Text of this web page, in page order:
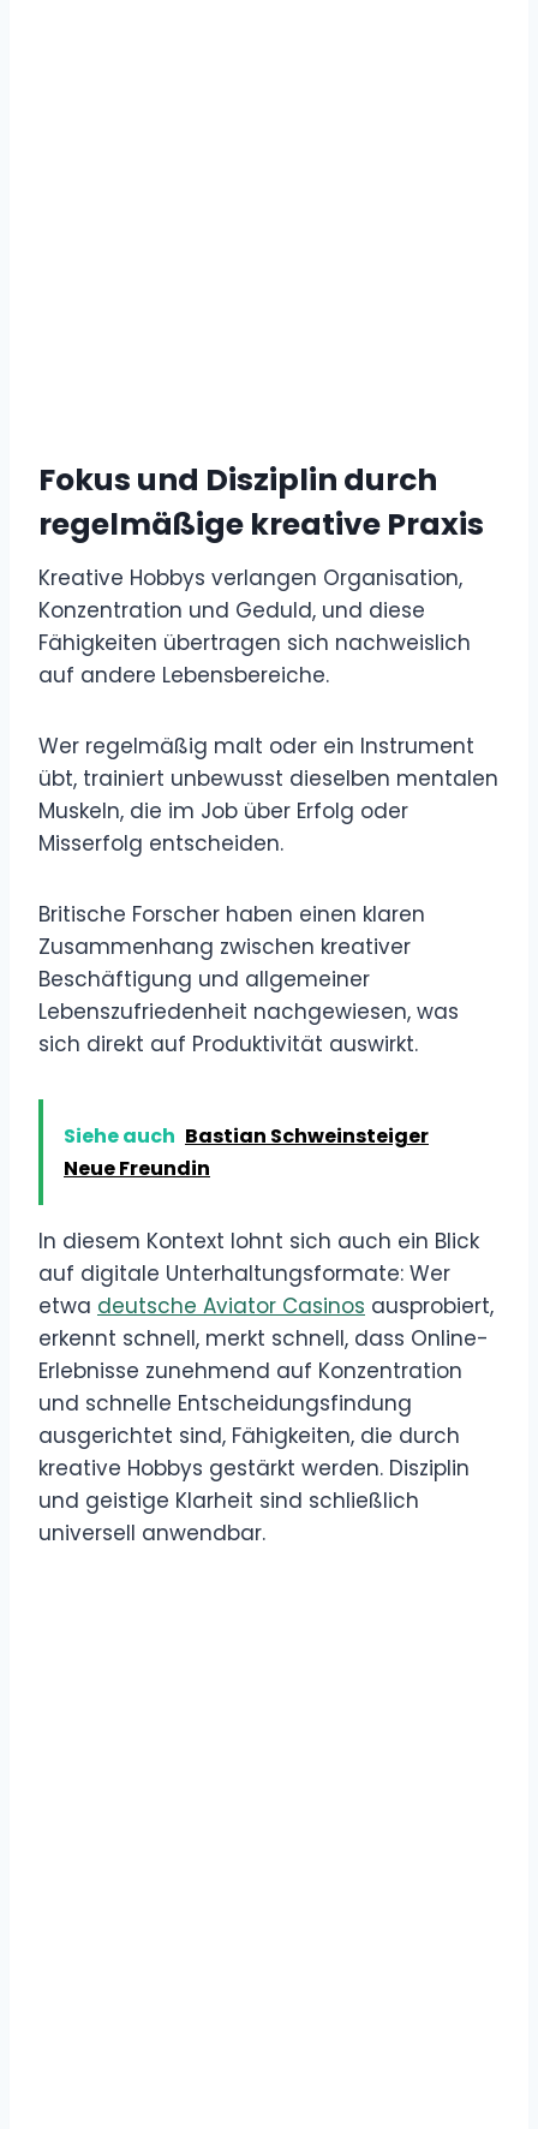
Fokus und Disziplin durch
regelmäßige kreative Praxis
Kreative Hobbys verlangen Organisation,
Konzentration und Geduld, und diese
Fähigkeiten übertragen sich nachweislich
auf andere Lebensbereiche.
Wer regelmäßig malt oder ein Instrument
übt, trainiert unbewusst dieselben mentalen
Muskeln, die im Job über Erfolg oder
Misserfolg entscheiden.
Britische Forscher haben einen klaren
Zusammenhang zwischen kreativer
Beschäftigung und allgemeiner
Lebenszufriedenheit nachgewiesen, was
sich direkt auf Produktivität auswirkt.
Siehe auch Bastian Schweinsteiger
Neue Freundin
In diesem Kontext lohnt sich auch ein Blick
auf digitale Unterhaltungsformate: Wer
etwa deutsche Aviator Casinos ausprobiert,
erkennt schnell, merkt schnell, dass Online-
Erlebnisse zunehmend auf Konzentration
und schnelle Entscheidungsfindung
ausgerichtet sind, Fähigkeiten, die durch
kreative Hobbys gestärkt werden. Disziplin
und geistige Klarheit sind schließlich
universell anwendbar.